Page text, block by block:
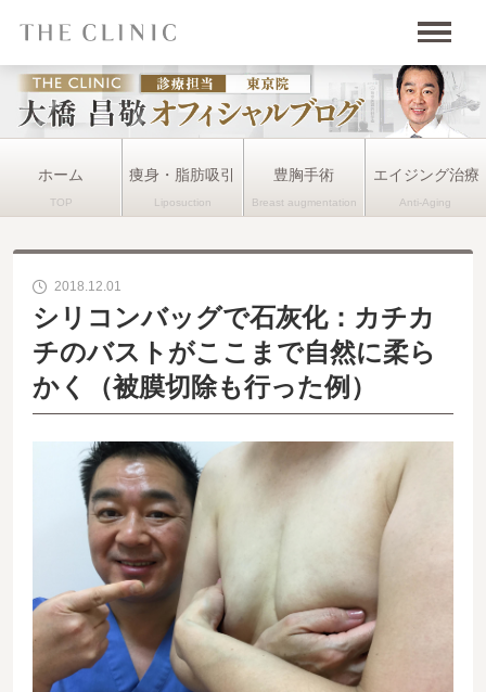
ホーム 痩身・脂肪吸引 豊胸手術 エイジング治療
2018.12.01
シリコンバッグで石灰化：カチカ
チのバストがここまで自然に柔ら
かく（被膜切除も行った例）